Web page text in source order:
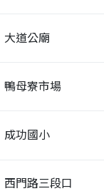
大道公廟
鴨母寮市場
成功國小
西門路三段口